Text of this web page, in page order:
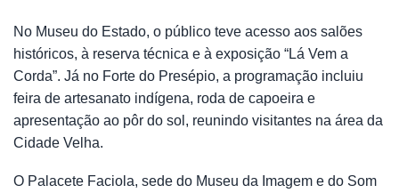
No Museu do Estado, o público teve acesso aos salões
históricos, à reserva técnica e à exposição “Lá Vem a
Corda”. Já no Forte do Presépio, a programação incluiu
feira de artesanato indígena, roda de capoeira e
apresentação ao pôr do sol, reunindo visitantes na área da
Cidade Velha.
O Palacete Faciola, sede do Museu da Imagem e do Som